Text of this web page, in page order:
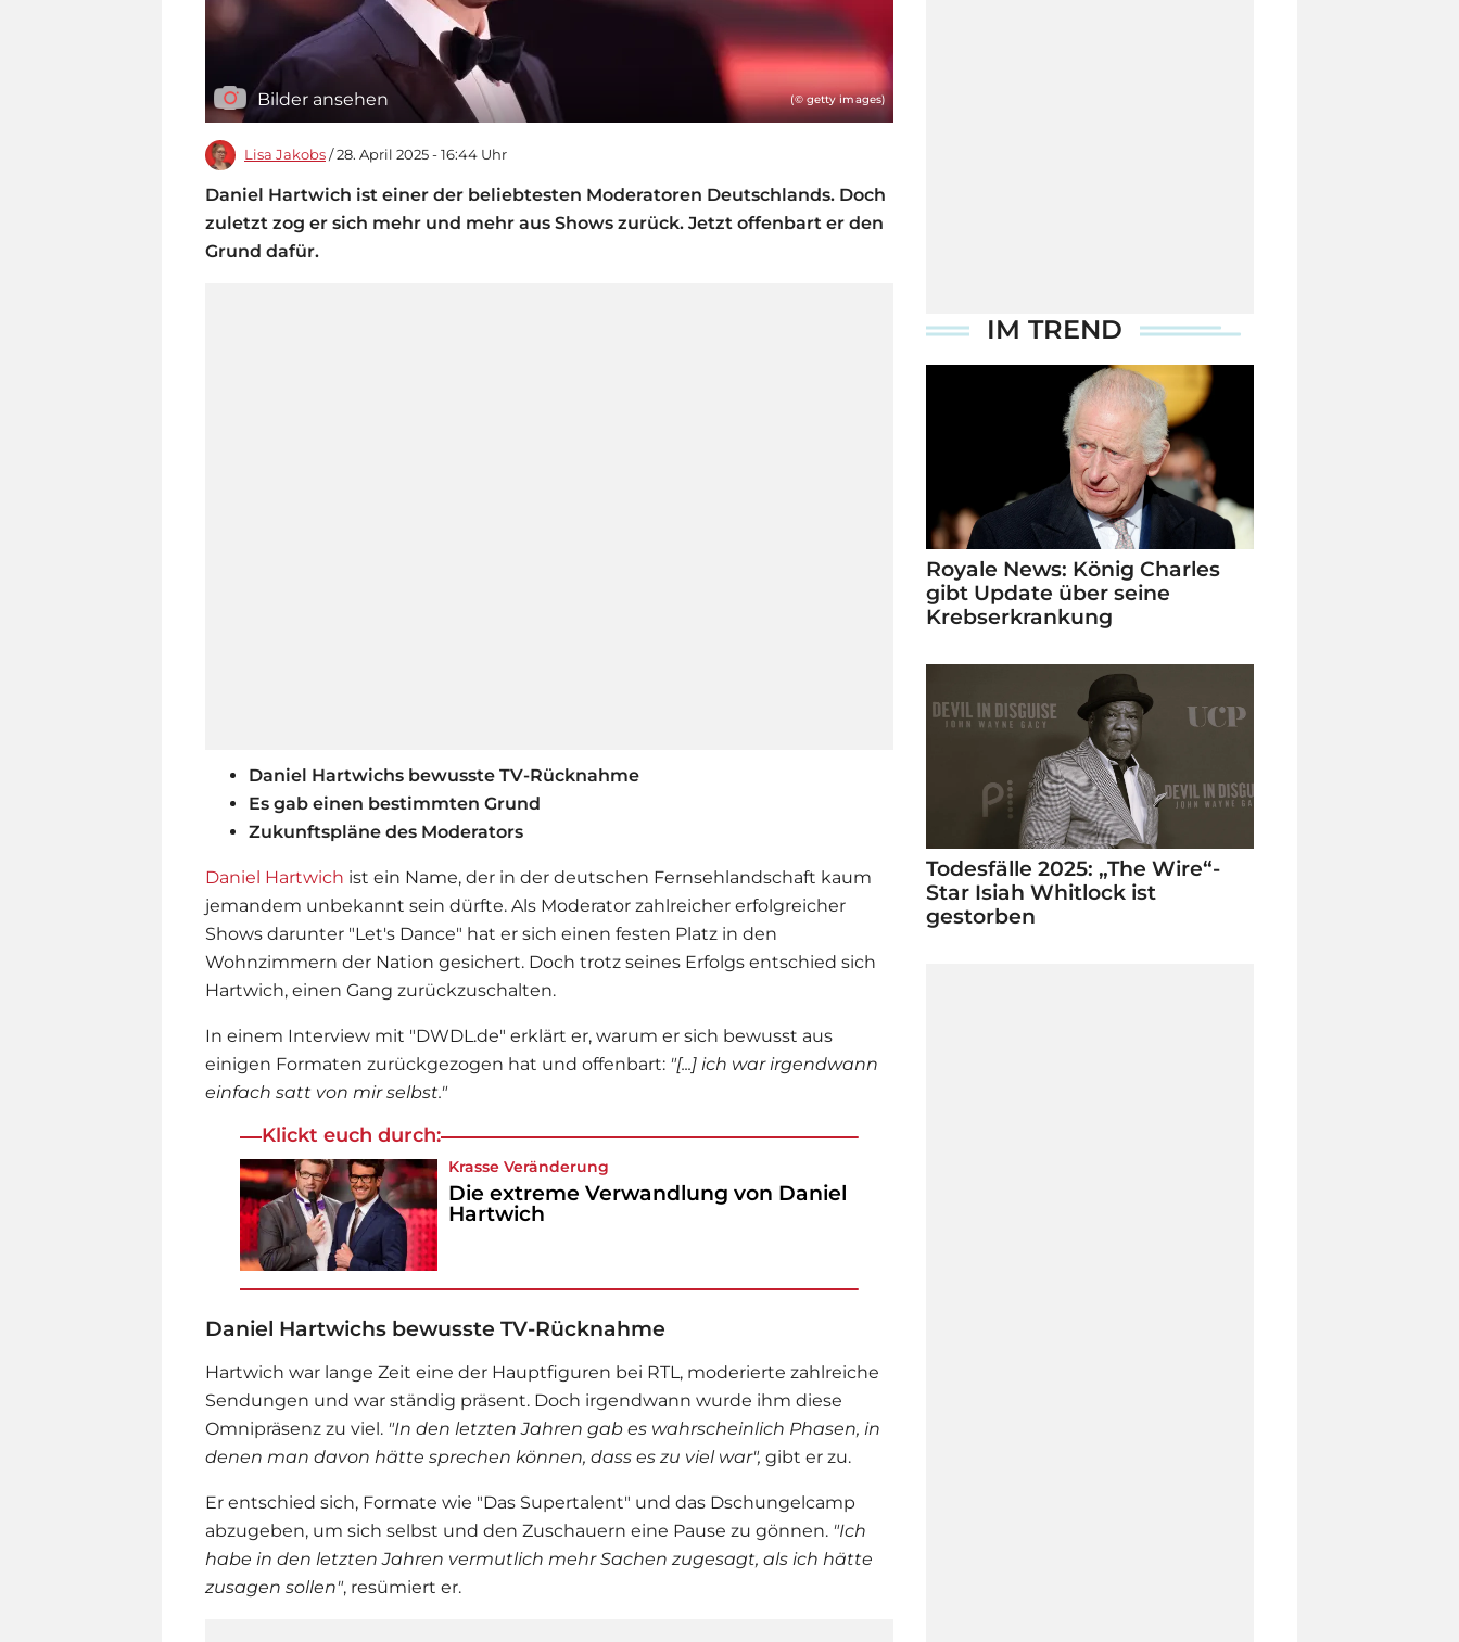
Bilder ansehen (© getty images)
Lisa Jakobs / 28. April 2025 - 16:44 Uhr
Daniel Hartwich ist einer der beliebtesten Moderatoren Deutschlands. Doch
zuletzt zog er sich mehr und mehr aus Shows zurück. Jetzt offenbart er den
Grund dafür.
Daniel Hartwichs bewusste TV-Rücknahme
Es gab einen bestimmten Grund
Zukunftspläne des Moderators
Daniel Hartwich ist ein Name, der in der deutschen Fernsehlandschaft kaum
jemandem unbekannt sein dürfte. Als Moderator zahlreicher erfolgreicher
Shows darunter "Let's Dance" hat er sich einen festen Platz in den
Wohnzimmern der Nation gesichert. Doch trotz seines Erfolgs entschied sich
Hartwich, einen Gang zurückzuschalten.
In einem Interview mit "DWDL.de" erklärt er, warum er sich bewusst aus
einigen Formaten zurückgezogen hat und offenbart: "[...] ich war irgendwann
einfach satt von mir selbst."
Klickt euch durch:
Krasse Veränderung
Die extreme Verwandlung von Daniel
Hartwich
Daniel Hartwichs bewusste TV-Rücknahme
Hartwich war lange Zeit eine der Hauptfiguren bei RTL, moderierte zahlreiche
Sendungen und war ständig präsent. Doch irgendwann wurde ihm diese
Omnipräsenz zu viel. "In den letzten Jahren gab es wahrscheinlich Phasen, in
denen man davon hätte sprechen können, dass es zu viel war", gibt er zu.
Er entschied sich, Formate wie "Das Supertalent" und das Dschungelcamp
abzugeben, um sich selbst und den Zuschauern eine Pause zu gönnen. "Ich
habe in den letzten Jahren vermutlich mehr Sachen zugesagt, als ich hätte
zusagen sollen", resümiert er.
IM TREND
Royale News: König Charles
gibt Update über seine
Krebserkrankung
Todesfälle 2025: „The Wire“-
Star Isiah Whitlock ist
gestorben